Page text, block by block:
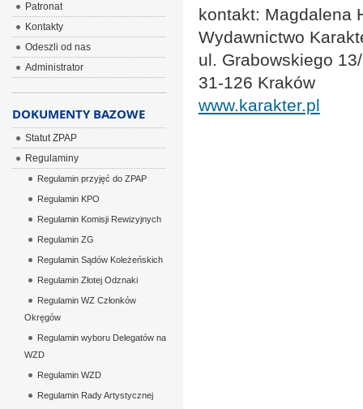
kontakt: Magdalena
Wydawnictwo
ul. Grabowskiego
31-126 Kraków
www.karakter.pl
Patronat
Kontakty
Odeszli od nas
Administrator
DOKUMENTY BAZOWE
Statut ZPAP
Regulaminy
Regulamin przyjęć do ZPAP
Regulamin KPO
Regulamin Komisji Rewizyjnych
Regulamin ZG
Regulamin Sądów Koleżeńskich
Regulamin Złotej Odznaki
Regulamin WZ Członków
Okręgów
Regulamin wyboru Delegatów na
WZD
Regulamin WZD
Regulamin Rady Artystycznej